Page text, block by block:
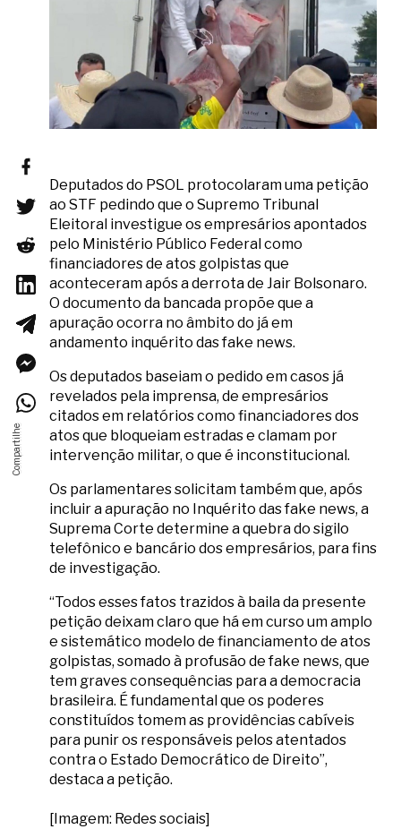
Deputados do PSOL protocolaram uma petição
ao STF pedindo que o Supremo Tribunal
Eleitoral investigue os empresários apontados
pelo Ministério Público Federal como
financiadores de atos golpistas que
aconteceram após a derrota de Jair Bolsonaro.
O documento da bancada propõe que a
apuração ocorra no âmbito do já em
andamento inquérito das fake news.
Os deputados baseiam o pedido em casos já
revelados pela imprensa, de empresários
citados em relatórios como financiadores dos
atos que bloqueiam estradas e clamam por
intervenção militar, o que é inconstitucional.
Os parlamentares solicitam também que, após
incluir a apuração no Inquérito das fake news, a
Suprema Corte determine a quebra do sigilo
telefônico e bancário dos empresários, para fins
de investigação.
“Todos esses fatos trazidos à baila da presente
petição deixam claro que há em curso um amplo
e sistemático modelo de financiamento de atos
golpistas, somado à profusão de fake news, que
tem graves consequências para a democracia
brasileira. É fundamental que os poderes
constituídos tomem as providências cabíveis
para punir os responsáveis pelos atentados
contra o Estado Democrático de Direito”,
destaca a petição.
[Imagem: Redes sociais]